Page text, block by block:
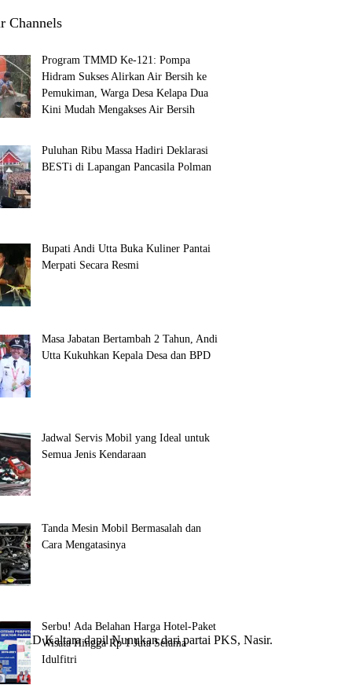
Kaltara dapil Nunukan dari partai PKS, Nasir.
Channels
Program TMMD Ke-121: Pompa
Hidram Sukses Alirkan Air Bersih ke
Pemukiman, Warga Desa Kelapa Dua
Kini Mudah Mengakses Air Bersih
Puluhan Ribu Massa Hadiri Deklarasi
BESTi di Lapangan Pancasila Polman
Bupati Andi Utta Buka Kuliner Pantai
Merpati Secara Resmi
Masa Jabatan Bertambah 2 Tahun, Andi
Utta Kukuhkan Kepala Desa dan BPD
Jadwal Servis Mobil yang Ideal untuk
Semua Jenis Kendaraan
Tanda Mesin Mobil Bermasalah dan
Cara Mengatasinya
Serbu! Ada Belahan Harga Hotel-Paket
Wisata Hingga Rp 1 Juta Selama
Idulfitri